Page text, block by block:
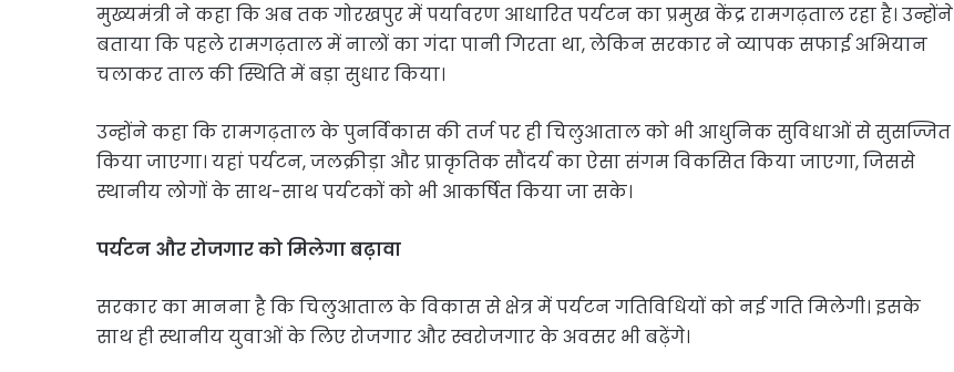
मुख्यमंत्री ने कहा कि अब तक गोरखपुर में पर्यावरण आधारित पर्यटन का प्रमुख केंद्र रामगढ़ताल रहा है। उन्होंने
बताया कि पहले रामगढ़ताल में नालों का गंदा पानी गिरता था, लेकिन सरकार ने व्यापक सफाई अभियान
चलाकर ताल की स्थिति में बड़ा सुधार किया।
उन्होंने कहा कि रामगढ़ताल के पुनर्विकास की तर्ज पर ही चिलुआताल को भी आधुनिक सुविधाओं से सुसज्जित
किया जाएगा। यहां पर्यटन, जलक्रीड़ा और प्राकृतिक सौंदर्य का ऐसा संगम विकसित किया जाएगा, जिससे
स्थानीय लोगों के साथ-साथ पर्यटकों को भी आकर्षित किया जा सके।
पर्यटन और रोजगार को मिलेगा बढ़ावा
सरकार का मानना है कि चिलुआताल के विकास से क्षेत्र में पर्यटन गतिविधियों को नई गति मिलेगी। इसके
साथ ही स्थानीय युवाओं के लिए रोजगार और स्वरोजगार के अवसर भी बढ़ेंगे।